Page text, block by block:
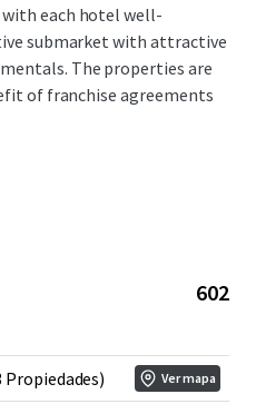
with each hotel well-
submarket with attractive
The properties are
of franchise agreements
602
(3 Propiedades) Ver mapa